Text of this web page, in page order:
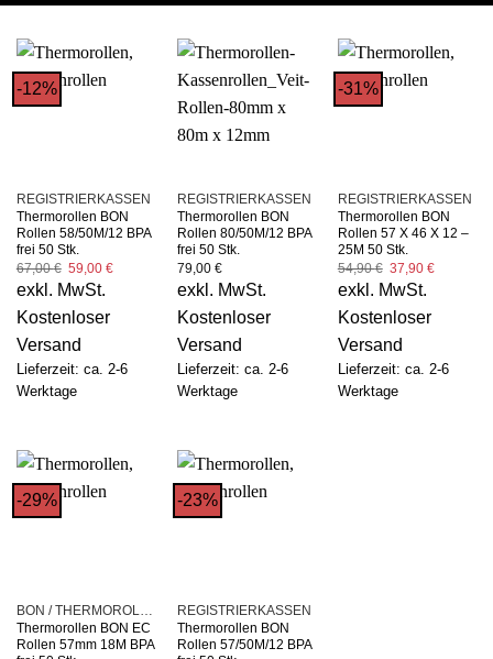
-12%
REGISTRIERKASSEN
Thermorollen BON
Rollen 58/50M/12 BPA
frei 50 Stk.
67,00€ Ursprünglicher
Preis
war:
59,00€Aktueller
exkl. MwSt.
Kostenloser
Versand
Lieferzeit: ca. 2-6
Werktage
REGISTRIERKASSEN
Thermorollen BON
Rollen 80/50M/12 BPA
frei 50 Stk.
79,00 €
exkl. MwSt.
Kostenloser
Versand
Lieferzeit: ca. 2-6
Werktage
-31%
REGISTRIERKASSEN
Thermorollen BON
Rollen 57 X 46 X 12 –
25M 50 Stk.
54,90€ Ursprünglicher
Preis
war:
37,90€Aktueller
exkl. MwSt.
Kostenloser
Versand
Lieferzeit: ca. 2-6
Werktage
-29%
Thermorollen BON EC
Rollen 57mm 18M BPA
-23%
REGISTRIERKASSEN
Thermorollen BON
Rollen 57/50M/12 BPA